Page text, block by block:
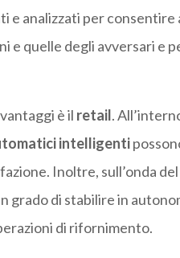
e analizzati per consentire
e quelle degli avversari e
è il retail.
intelligenti
Inoltre, sull’onda
grado di stabilire in
di rifornimento.